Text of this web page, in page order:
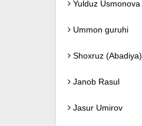
Yulduz Usmonova
Ummon guruhi
Shoxruz (Abadiya)
Janob Rasul
Jasur Umirov